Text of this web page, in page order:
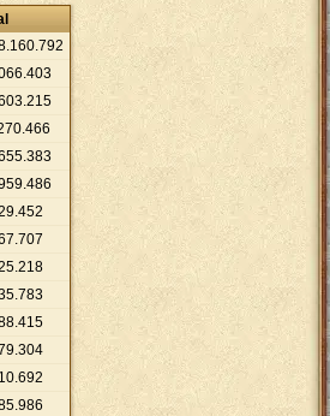
.160.792
.403
.215
.466
.383
.486
.452
.707
.218
.783
.415
.304
.692
.986